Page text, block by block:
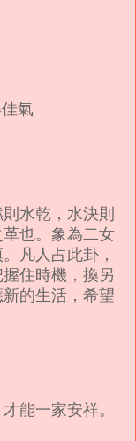
氣
水乾，水決則
也。象為二女
凡人占此卦，
住時機，換另
的生活，希望
能一家安祥。